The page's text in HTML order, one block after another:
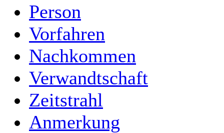
Person
Vorfahren
Nachkommen
Verwandtschaft
Zeitstrahl
Anmerkung